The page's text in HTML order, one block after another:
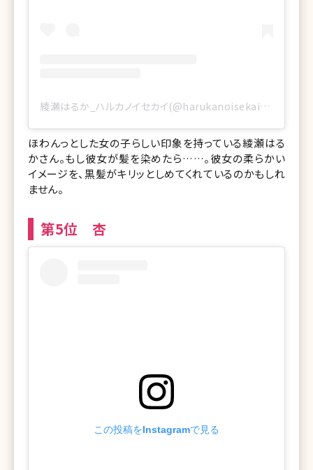
綾瀬はるか_ハルカノイセカイ(@harukanoisekai_official)がシェアした投稿
ほわんっとした女の子らしい印象を持っている綾瀬はる
かさん。もし彼女が髪を染めたら……。彼女の柔らかい
イメージを、黒髪がキリッとしめてくれているのかもしれ
ません。
第5位 杏
この投稿をInstagramで見る